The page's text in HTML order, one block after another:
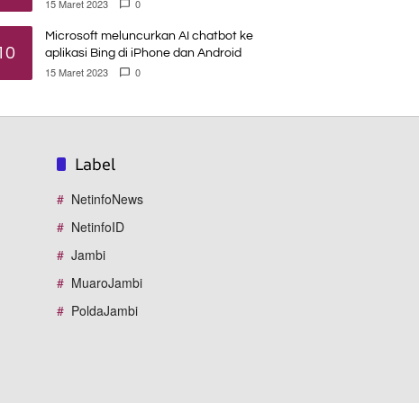
15 Maret 2023 0
Microsoft meluncurkan AI chatbot ke
aplikasi Bing di iPhone dan Android
15 Maret 2023 0
Label
NetinfoNews
NetinfoID
Jambi
MuaroJambi
PoldaJambi